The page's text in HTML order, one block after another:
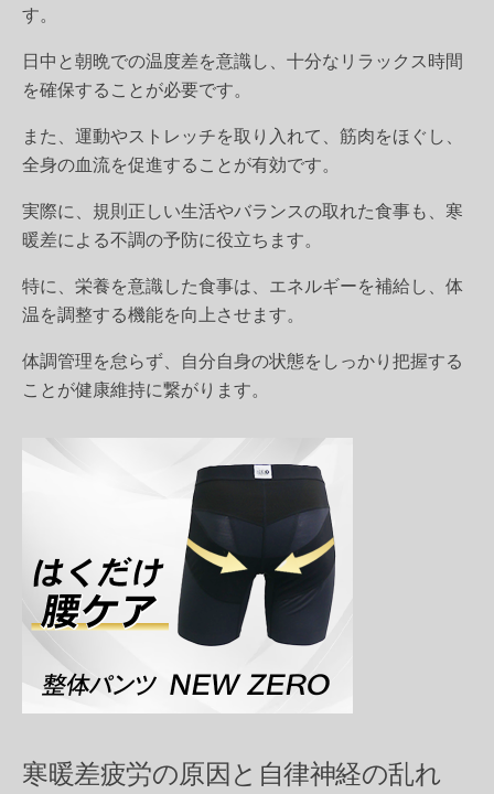
す。
日中と朝晩での温度差を意識し、十分なリラックス時間
を確保することが必要です。
また、運動やストレッチを取り入れて、筋肉をほぐし、
全身の血流を促進することが有効です。
実際に、規則正しい生活やバランスの取れた食事も、寒
暖差による不調の予防に役立ちます。
特に、栄養を意識した食事は、エネルギーを補給し、体
温を調整する機能を向上させます。
体調管理を怠らず、自分自身の状態をしっかり把握する
ことが健康維持に繋がります。
寒暖差疲労の原因と自律神経の乱れ